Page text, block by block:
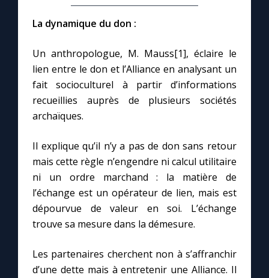
L'Évangile chaque jour
Les premiers samedis du mois
Marie qui défait les nœuds
Me consacrer à Jésus par Marie
Mes intentions de prière
Une Minute avec Marie
Une neuvaine
À la une
La dynamique du don :
Un anthropologue, M. Mauss[1], éclaire le
lien entre le don et l’Alliance en analysant un
fait socioculturel à partir d’informations
recueillies auprès de plusieurs sociétés
archaïques.
Il explique qu’il n’y a pas de don sans retour
mais cette règle n’engendre ni calcul utilitaire
ni un ordre marchand : la matière de
l’échange est un opérateur de lien, mais est
dépourvue de valeur en soi. L’échange
trouve sa mesure dans la démesure.
Les partenaires cherchent non à s’affranchir
d’une dette mais à entretenir une Alliance. Il